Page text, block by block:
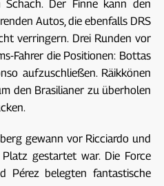
Schach. Der Finne kann den
Autos, die ebenfalls DRS
verringern. Drei Runden vor
Fahrer die Positionen: Bottas
aufzuschließen. Räikkönen
den Brasilianer zu überholen
gewann vor Ricciardo und
gestartet war. Die Force
Pérez belegten fantastische